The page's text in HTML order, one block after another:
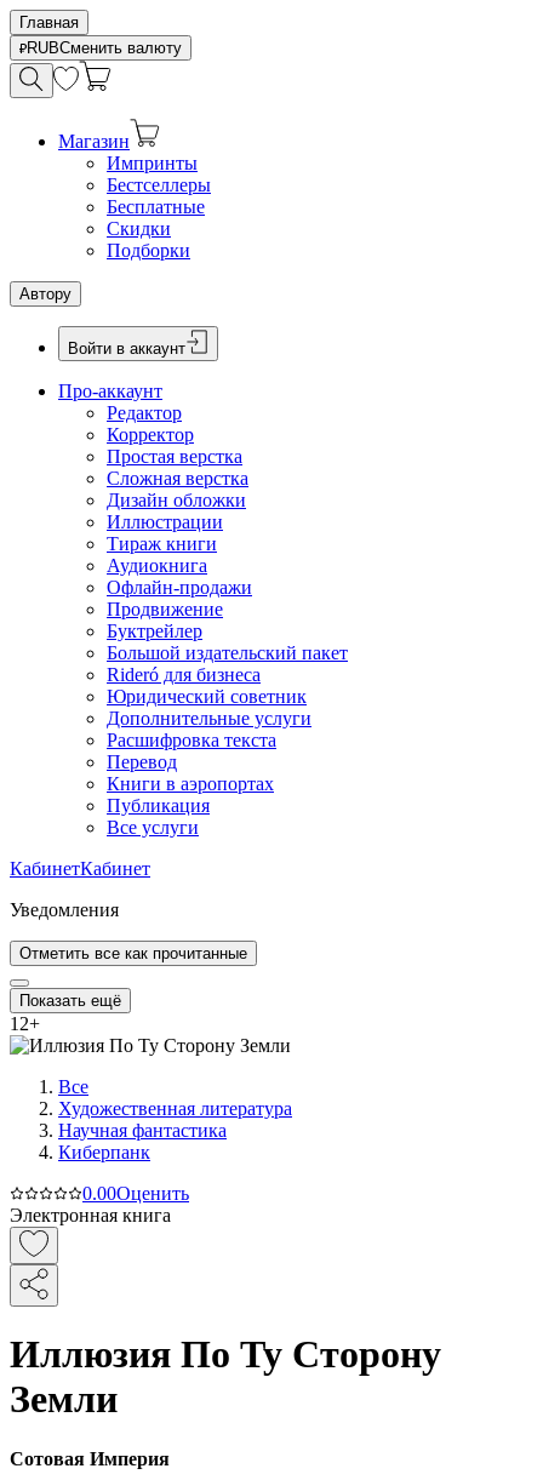
Главная
RUBСменить валюту
Магазин
Импринты
Бестселлеры
Бесплатные
Скидки
Подборки
Автору
Войти в аккаунт
Про-аккаунт
Редактор
Корректор
Простая верстка
Сложная верстка
Дизайн обложки
Иллюстрации
Тираж книги
Аудиокнига
Офлайн-продажи
Продвижение
Буктрейлер
Большой издательский пакет
Rideró для бизнеса
Юридический советник
Дополнительные услуги
Расшифровка текста
Перевод
Книги в аэропортах
Публикация
Все услуги
КабинетКабинет
Уведомления
Отметить все как прочитанные
Показать ещё
12+
Все
Художественная литература
Научная фантастика
Киберпанк
0.00Оценить
Электронная книга
Иллюзия По Ту Сторону
Земли
Сотовая Империя